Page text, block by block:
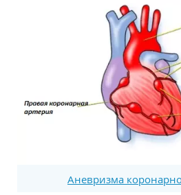
Аневризма